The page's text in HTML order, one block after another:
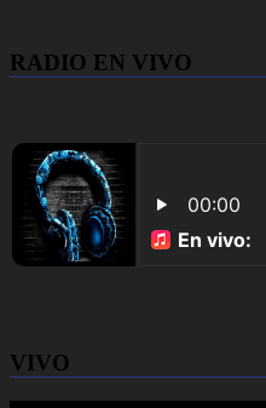
RADIO EN VIVO
VIVO